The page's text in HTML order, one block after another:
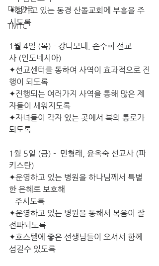
대한민국
TMTC
✦섬기고 있는 동경 산돌교회에 부흥을 주
시도록
1월 4일 (목) - 강디모데, 손수희 선교
사 (인도네시아)
✦선교센터를 통하여 사역이 효과적으로 진
행이 되도록
✦진행되는 여러가지 사역을 통해 많은 제
자들이 세워지도록
✦자녀들이 각자 있는 곳에서 복의 통로가
되도록
1월 5일 (금) -  민형래, 윤옥숙 선교사 (파
키스탄)
✦운영하고 있는 병원을 하나님께서 특별
한 은혜로 보호해
주시도록
✦운영하고 있는 병원을 통해서 복음이 잘
전파되도록
✦호스텔에 좋은 선생님들이 오셔서 함께
섬길수 있도록